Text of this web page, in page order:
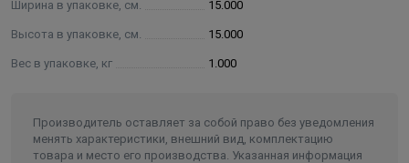
Ширина в упаковке, см. 15.000
Высота в упаковке, см. 15.000
Вес в упаковке, кг 1.000
Производитель оставляет за собой право без уведомления
менять характеристики, внешний вид, комплектацию
товара и место его производства. Указанная информация